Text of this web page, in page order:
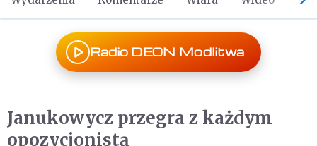
Radio DEON Modlitwa
Janukowycz przegra z każdym
opozycjonistą